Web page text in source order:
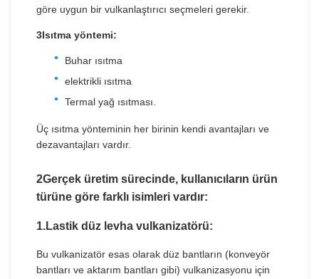
göre uygun bir vulkanlaştırıcı seçmeleri gerekir.
3Isıtma yöntemi:
Buhar ısıtma
elektrikli ısıtma
Termal yağ ısıtması.
Üç ısıtma yönteminin her birinin kendi avantajları ve
dezavantajları vardır.
2Gerçek üretim sürecinde, kullanıcıların ürün
türüne göre farklı isimleri vardır:
1.Lastik düz levha vulkanizatörü:
Bu vulkanizatör esas olarak düz bantların (konveyör
bantları ve aktarım bantları gibi) vulkanizasyonu için